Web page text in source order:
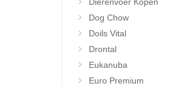
Dog Chow
Doils Vital
Drontal
Eukanuba
Euro Premium